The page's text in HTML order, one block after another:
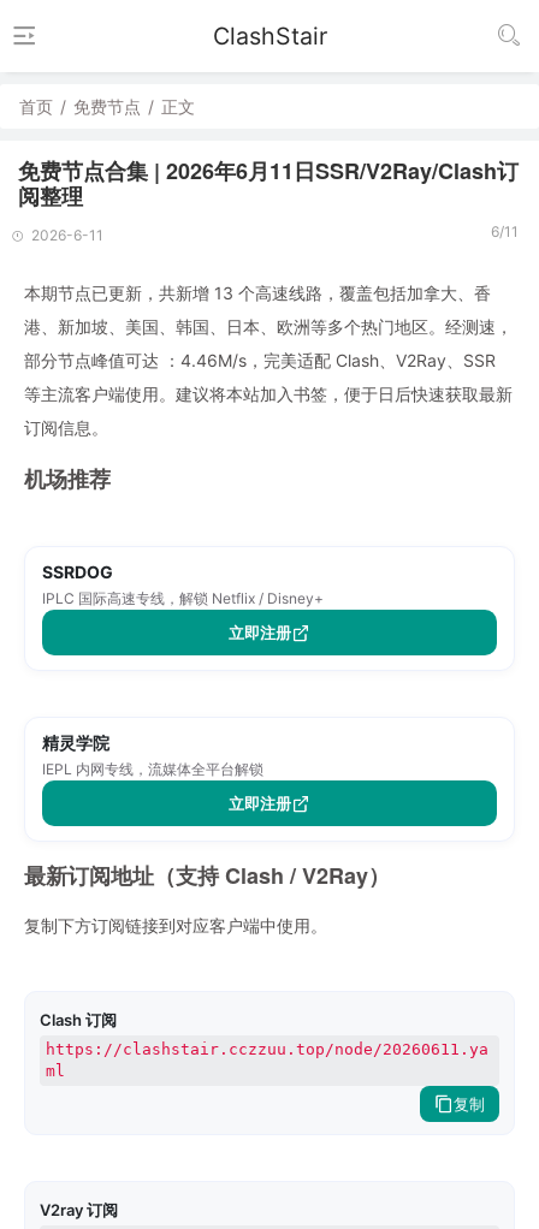
ClashStair
首页 / 免费节点 / 正文
免费节点合集 | 2026年6月11日SSR/V2Ray/Clash订
阅整理
2026-6-11 6/11
本期节点已更新，共新增 13 个高速线路，覆盖包括加拿大、香
港、新加坡、美国、韩国、日本、欧洲等多个热门地区。经测速，
部分节点峰值可达 ：4.46M/s，完美适配 Clash、V2Ray、SSR
等主流客户端使用。建议将本站加入书签，便于日后快速获取最新
订阅信息。
机场推荐
SSRDOG
IPLC 国际高速专线，解锁 Netflix / Disney+
立即注册
精灵学院
IEPL 内网专线，流媒体全平台解锁
立即注册
最新订阅地址（支持 Clash / V2Ray）
复制下方订阅链接到对应客户端中使用。
Clash 订阅
https://clashstair.cczzuu.top/node/20260611.ya
ml
复制
V2ray 订阅